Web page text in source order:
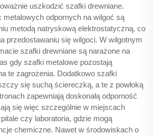
uszkodzić szafki drewniane.
metalowych odpornych na wilgoć są
metodą natryskową elektrostatyczną, co
przedostawaniu się wilgoci. W wilgotnym
szafki drewniane są narażone na
gdy szafki metalowe pozostają
te zagrożenia. Dodatkowo szafki
się suchą ściereczką, a te z powłoką
zapewniają doskonałą odporność
się więc szczególnie w miejscach
czy laboratoria, gdzie mogą
chemiczne. Nawet w środowiskach o